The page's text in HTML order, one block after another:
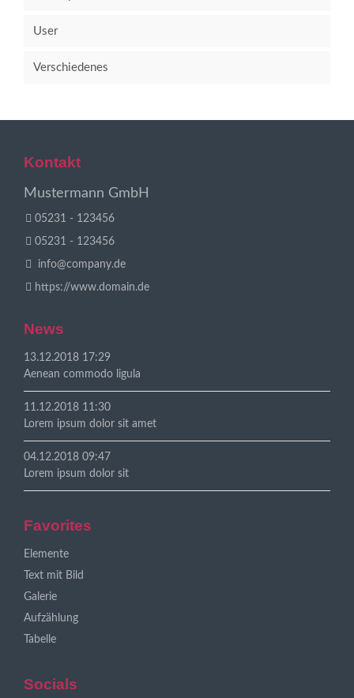
User
Verschiedenes
Kontakt
Mustermann GmbH
05231 - 123456
05231 - 123456
info@company.de
https://www.domain.de
News
13.12.2018 17:29
Aenean commodo ligula
11.12.2018 11:30
Lorem ipsum dolor sit amet
04.12.2018 09:47
Lorem ipsum dolor sit
Favorites
Navigation
überspringen
Elemente
Text mit Bild
Galerie
Aufzählung
Tabelle
Socials